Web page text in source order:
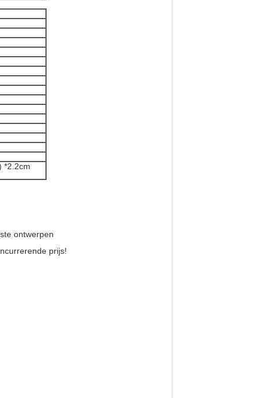
*2.2cm
ontwerpen
prijs!